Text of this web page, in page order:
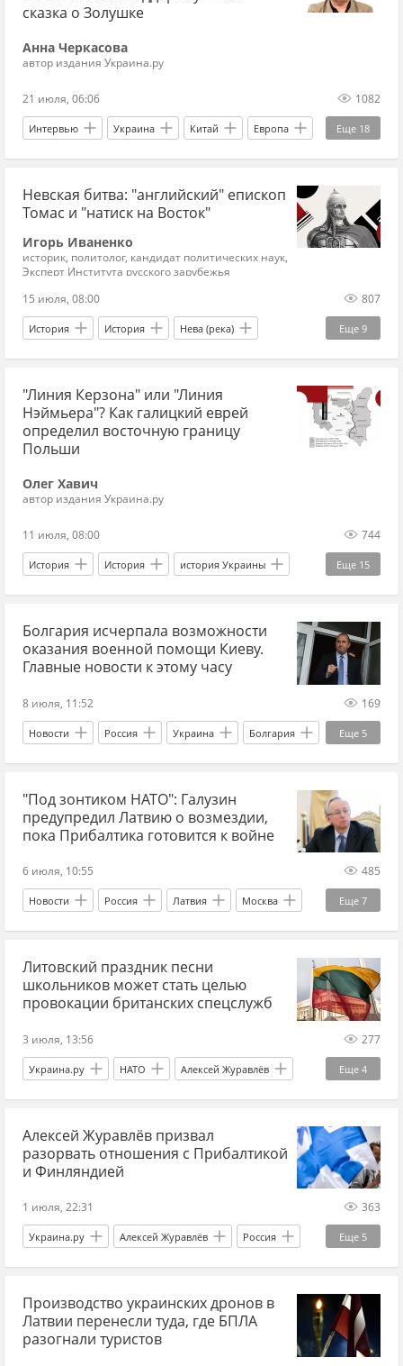
сказка о Золушке
Анна Черкасова
автор издания Украина.ру
21 июля, 06:06 1082
Еще 18
Интервью Украина Китай Европа
Александр Федоров Кир Стармер
Владимир Зеленский ЕС ВПК
экономика геополитика
украинские беженцы энергетический кризис
кризис в Европе санкции против России
депортация цены на нефть
Невская битва: "английский" епископ
Томас и "натиск на Восток"
Игорь Иваненко
историк, политолог, кандидат политических наук,
Эксперт Института русского зарубежья
15 июля, 08:00
807
Еще 9
История История Нева (река)
Россия Швеция XIII век Русь
князья Балтийское море Финляндия
война Католическая церковь
"Линия Керзона" или "Линия
Нэймьера"? Как галицкий еврей
определил восточную границу
Польши
Олег Хавич
автор издания Украина.ру
11 июля, 08:00 744
Еще 15
История История история Украины
история СССР Польша Великобритания
Варшава Юзеф Пилсудский Ленин
Красная Армия МИД переговоры
граница Западная Украина Галичина
Болгария исчерпала возможности
оказания военной помощи Киеву.
Главные новости к этому часу
8 июля, 11:52 169
Еще 5
Новости Россия Украина Болгария
Михаил Галузин Украина.ру МИД
НАТО Мир без границ
"Под зонтиком НАТО": Галузин
предупредил Латвию о возмездии,
пока Прибалтика готовится к войне
6 июля, 10:55 485
Еще 7
Новости Россия Латвия Москва
Владимир Галузин Михаил Галузин
Дональд Трамп НАТО Politico
Служба внешней разведки Мир без границ
Литовский праздник песни
школьников может стать целью
провокации британских спецслужб
3 июля, 13:56 277
Еще 4
Украина.ру НАТО Алексей Журавлёв
Россия Новости Прибалтика
Вильнюс
Алексей Журавлёв призвал
разорвать отношения с Прибалтикой
и Финляндией
1 июля, 22:31 363
Еще 5
Украина.ру Алексей Журавлёв Россия
Новости Украина Прибалтика
Вован и Лексус Мир без границ
Производство украинских дронов в
Латвии перенесли туда, где БПЛА
разогнали туристов